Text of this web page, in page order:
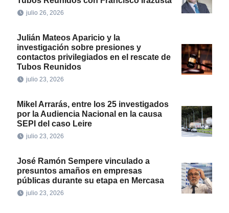
julio 26, 2026
Julián Mateos Aparicio y la
investigación sobre presiones y
contactos privilegiados en el rescate de
Tubos Reunidos
julio 23, 2026
Mikel Arrarás, entre los 25 investigados
por la Audiencia Nacional en la causa
SEPI del caso Leire
julio 23, 2026
José Ramón Sempere vinculado a
presuntos amaños en empresas
públicas durante su etapa en Mercasa
julio 23, 2026